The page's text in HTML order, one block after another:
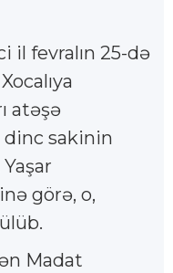
il fevralın 25-də
atəşə
sakinin
görə, o,
Madat